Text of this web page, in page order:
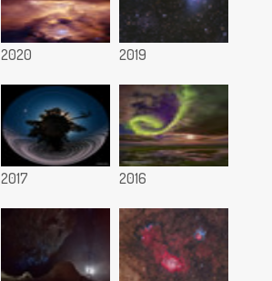
2020 2019
2017 2016